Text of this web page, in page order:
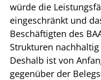
würde die
eingeschränkt und
Beschäftigten des
Strukturen
Deshalb ist von
gegenüber der